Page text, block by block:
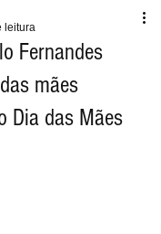
Fernandes
mães
Dia das Mães
leitura